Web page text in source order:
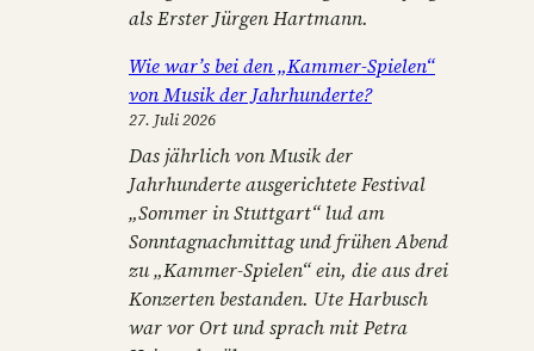
als Erster Jürgen Hartmann.
Wie war’s bei den „Kammer-Spielen“
von Musik der Jahrhunderte?
27. Juli 2026
Das jährlich von Musik der
Jahrhunderte ausgerichtete Festival
„Sommer in Stuttgart“ lud am
Sonntagnachmittag und frühen Abend
zu „Kammer-Spielen“ ein, die aus drei
Konzerten bestanden. Ute Harbusch
war vor Ort und sprach mit Petra